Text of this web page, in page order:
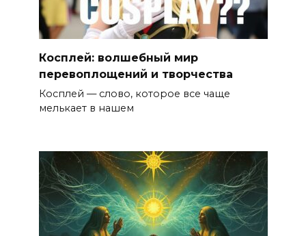
Косплей: волшебный мир
перевоплощений и творчества
Косплей — слово, которое все чаще
мелькает в нашем